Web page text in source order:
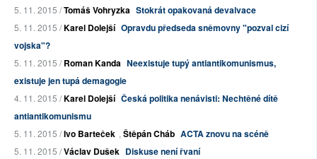
5. 11. 2015 /Tomáš Vohryzka Stokrát opakovaná devalvace
5. 11. 2015 /Karel Dolejší Opravdu předseda sněmovny "pozval cizí
vojska"?
5. 11. 2015 /Roman Kanda Neexistuje tupý antiantikomunismus,
existuje jen tupá demagogie
4. 11. 2015 /Karel Dolejší Česká politika nenávisti: Nechtěné dítě
antiantikomunismu
5. 11. 2015 /Ivo Barteček , Štěpán Cháb ACTA znovu na scéně
5. 11. 2015 /Václav Dušek Diskuse není řvaní